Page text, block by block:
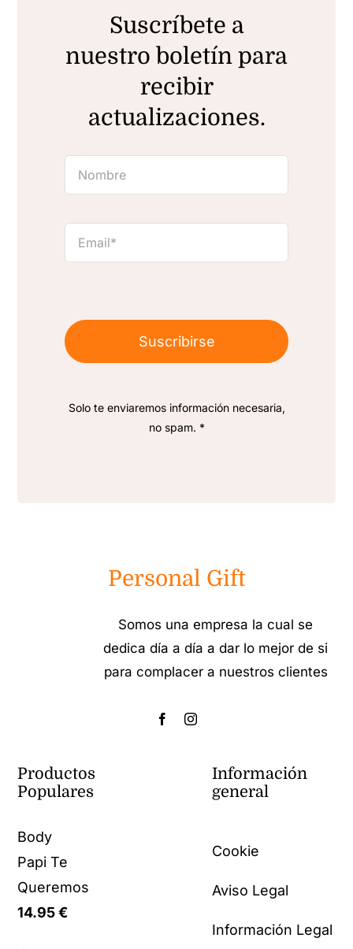
Suscríbete a
nuestro boletín para
recibir
actualizaciones.
Suscribirse
Solo te enviaremos información necesaria,
no spam. *
Personal Gift
Somos una empresa la cual se
dedica día a día a dar lo mejor de si
para complacer a nuestros clientes
Productos
Populares
Body
Papi Te
Queremos
14.95€
Información
general
Cookie
Aviso Legal
Información Legal